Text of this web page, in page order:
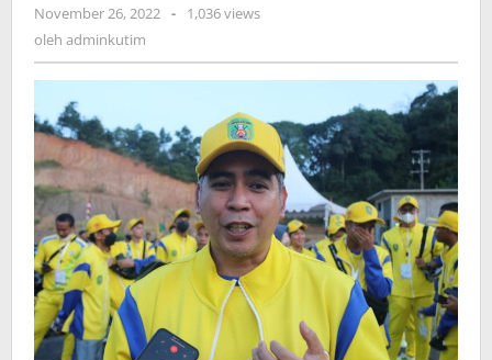
Berau</strong>
November 26, 2022 oleh
-
1,036 views
oleh adminkutim